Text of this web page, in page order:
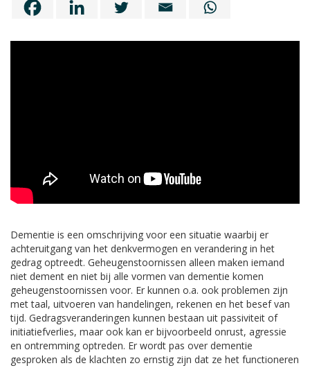
Dementie is een omschrijving voor een situatie waarbij er
achteruitgang van het denkvermogen en verandering in het
gedrag optreedt. Geheugenstoornissen alleen maken iemand
niet dement en niet bij alle vormen van dementie komen
geheugenstoornissen voor. Er kunnen o.a. ook problemen zijn
met taal, uitvoeren van handelingen, rekenen en het besef van
tijd. Gedragsveranderingen kunnen bestaan uit passiviteit of
initiatiefverlies, maar ook kan er bijvoorbeeld onrust, agressie
en ontremming optreden. Er wordt pas over dementie
gesproken als de klachten zo ernstig zijn dat ze het functioneren